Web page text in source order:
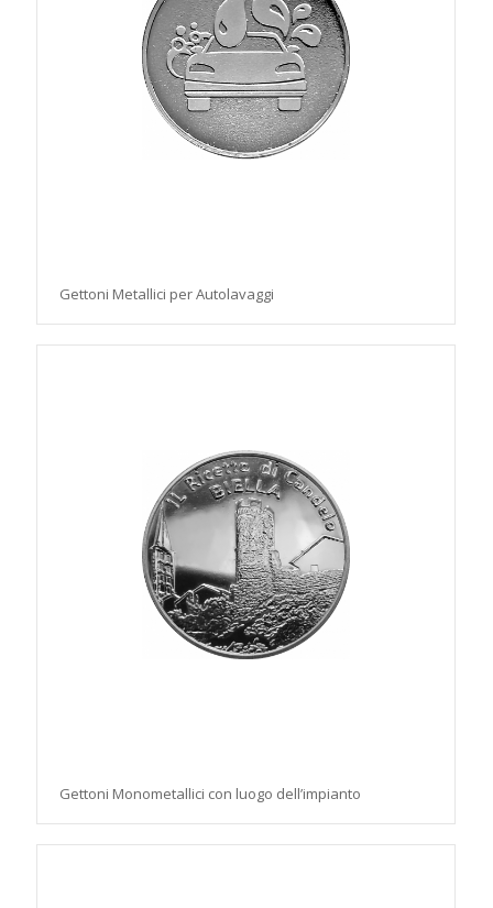
Gettoni Metallici per Autolavaggi
Gettoni Monometallici con luogo dell’impianto